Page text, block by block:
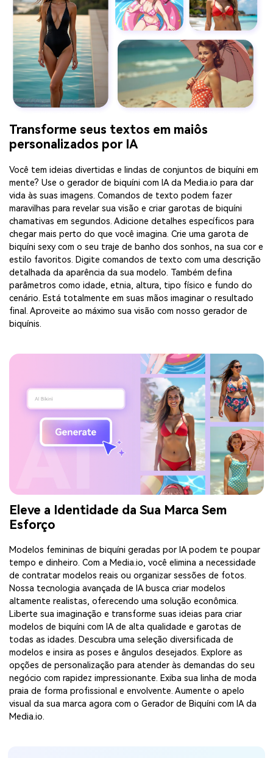
Transforme seus textos em maiôs
personalizados por IA
Você tem ideias divertidas e lindas de conjuntos de biquíni em
mente? Use o gerador de biquíni com IA da Media.io para dar
vida às suas imagens. Comandos de texto podem fazer
maravilhas para revelar sua visão e criar garotas de biquíni
chamativas em segundos. Adicione detalhes específicos para
chegar mais perto do que você imagina. Crie uma garota de
biquíni sexy com o seu traje de banho dos sonhos, na sua cor e
estilo favoritos. Digite comandos de texto com uma descrição
detalhada da aparência da sua modelo. Também defina
parâmetros como idade, etnia, altura, tipo físico e fundo do
cenário. Está totalmente em suas mãos imaginar o resultado
final. Aproveite ao máximo sua visão com nosso gerador de
biquínis.
Eleve a Identidade da Sua Marca Sem
Esforço
Modelos femininas de biquíni geradas por IA podem te poupar
tempo e dinheiro. Com a Media.io, você elimina a necessidade
de contratar modelos reais ou organizar sessões de fotos.
Nossa tecnologia avançada de IA busca criar modelos
altamente realistas, oferecendo uma solução econômica.
Liberte sua imaginação e transforme suas ideias para criar
modelos de biquíni com IA de alta qualidade e garotas de
todas as idades. Descubra uma seleção diversificada de
modelos e insira as poses e ângulos desejados. Explore as
opções de personalização para atender às demandas do seu
negócio com rapidez impressionante. Exiba sua linha de moda
praia de forma profissional e envolvente. Aumente o apelo
visual da sua marca agora com o Gerador de Biquíni com IA da
Media.io.